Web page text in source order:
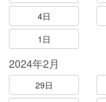
4日
1日
2024年2月
29日